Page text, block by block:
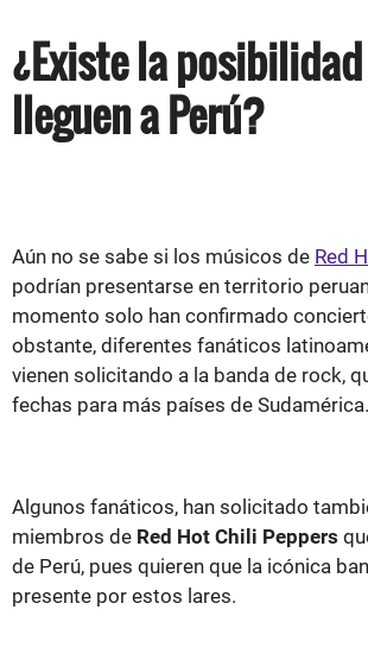
¿Existe la
lleguen a Perú?
Aún no se sabe si los músicos de Red
podrían presentarse en territorio
momento solo han confirmado
obstante, diferentes fanáticos
vienen solicitando a la banda de rock,
fechas para más países de Sudamérica.
Algunos fanáticos, han solicitado
miembros de Red Hot Chili Peppers
de Perú, pues quieren que la icónica
presente por estos lares.